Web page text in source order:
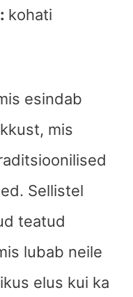
kohati
esindab
mis
Sellistel
teatud
lubab neile
elus kui ka